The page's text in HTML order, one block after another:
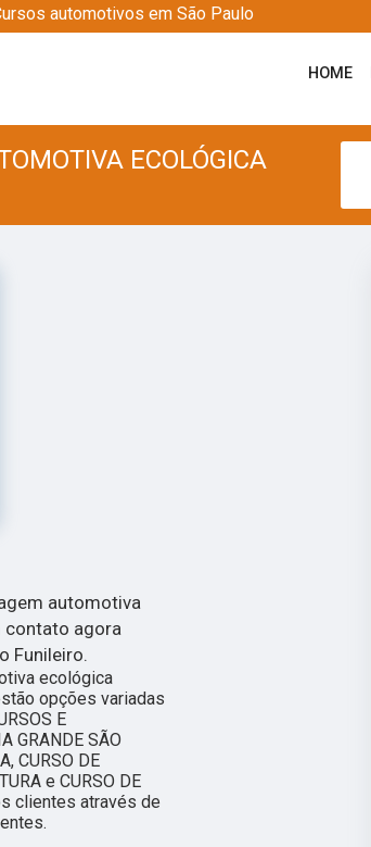
automotivos em São Paulo
HOME
ECOLÓGICA
automotiva
contato agora
Funileiro.
ecológica
opções variadas
E
GRANDE SÃO
CURSO DE
e CURSO DE
clientes através de